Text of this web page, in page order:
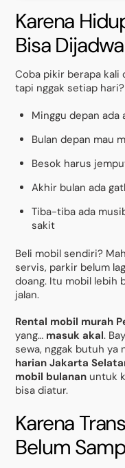
Karena
Bisa
Coba pikir berapa kali
tapi nggak setiap hari?
Minggu depan ada
Bulan depan mau
Besok harus
Akhir bulan ada
Tiba-tiba ada
sakit
Beli mobil sendiri?
servis, parkir belum
doang. Itu mobil lebih
jalan.
Rental mobil murah
yang… masuk akal.
sewa, nggak butuh ya
harian Jakarta
mobil bulanan untuk
bisa diatur.
Karena
Belum